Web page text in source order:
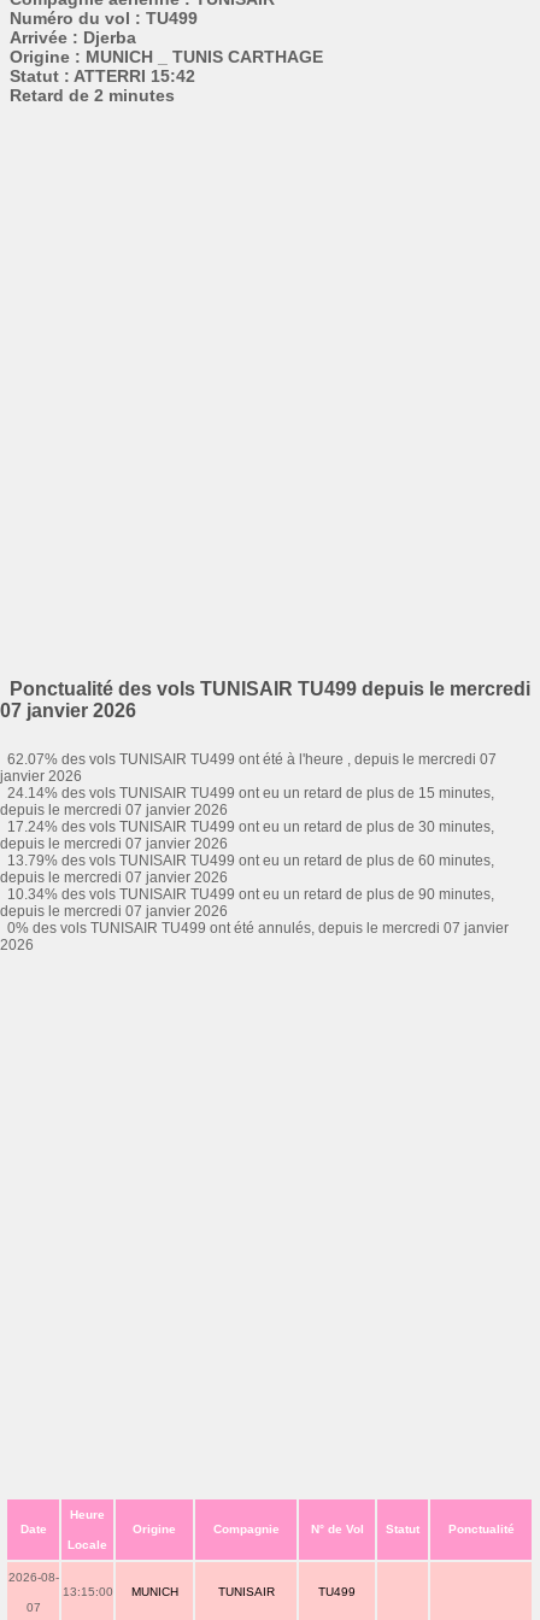
Numéro du vol : TU499
Arrivée : Djerba
Origine : MUNICH _ TUNIS CARTHAGE
Statut : ATTERRI 15:42
Retard de 2 minutes
Ponctualité des vols TUNISAIR TU499 depuis le mercredi
07 janvier 2026
62.07% des vols TUNISAIR TU499 ont été à l'heure , depuis le mercredi 07
janvier 2026
24.14% des vols TUNISAIR TU499 ont eu un retard de plus de 15 minutes,
depuis le mercredi 07 janvier 2026
17.24% des vols TUNISAIR TU499 ont eu un retard de plus de 30 minutes,
depuis le mercredi 07 janvier 2026
13.79% des vols TUNISAIR TU499 ont eu un retard de plus de 60 minutes,
depuis le mercredi 07 janvier 2026
10.34% des vols TUNISAIR TU499 ont eu un retard de plus de 90 minutes,
depuis le mercredi 07 janvier 2026
0% des vols TUNISAIR TU499 ont été annulés, depuis le mercredi 07 janvier
2026
Date
Heure
Locale
Origine Compagnie N° de Vol Statut Ponctualité
2026-08-
07
13:15:00 MUNICH TUNISAIR TU499